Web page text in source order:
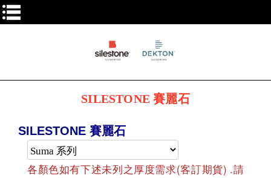
SILESTONE 賽麗石
SILESTONE 賽麗石
各顏色如有下述未列之厚度需求(客訂期貨) .請